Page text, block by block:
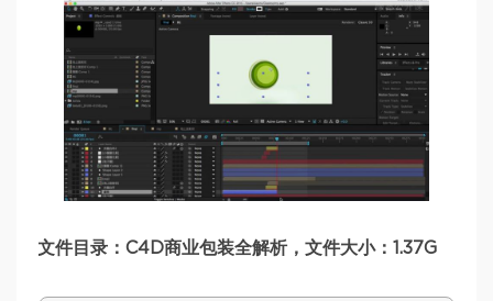
文件目录：C4D商业包装全解析，文件大小：1.37G